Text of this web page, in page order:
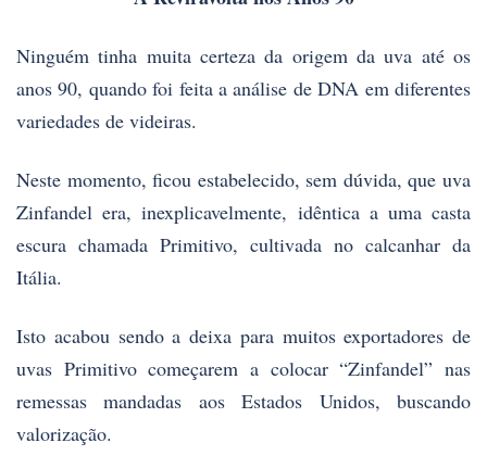
Ninguém tinha muita certeza da origem da uva até os
anos 90, quando foi feita a análise de DNA em diferentes
variedades de videiras.
Neste momento, ficou estabelecido, sem dúvida, que uva
Zinfandel era, inexplicavelmente, idêntica a uma casta
escura chamada Primitivo, cultivada no calcanhar da
Itália.
Isto acabou sendo a deixa para muitos exportadores de
uvas Primitivo começarem a colocar “Zinfandel” nas
remessas mandadas aos Estados Unidos, buscando
valorização.